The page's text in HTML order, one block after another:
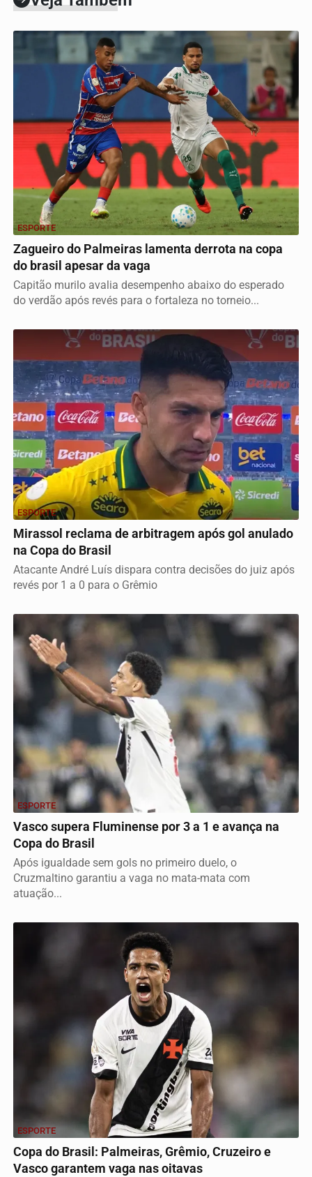
ESPORTE
Zagueiro do Palmeiras lamenta derrota na copa
do brasil apesar da vaga
Capitão murilo avalia desempenho abaixo do esperado
do verdão após revés para o fortaleza no torneio...
ESPORTE
Mirassol reclama de arbitragem após gol anulado
na Copa do Brasil
Atacante André Luís dispara contra decisões do juiz após
revés por 1 a 0 para o Grêmio
ESPORTE
Vasco supera Fluminense por 3 a 1 e avança na
Copa do Brasil
Após igualdade sem gols no primeiro duelo, o
Cruzmaltino garantiu a vaga no mata-mata com
atuação...
ESPORTE
Copa do Brasil: Palmeiras, Grêmio, Cruzeiro e
Vasco garantem vaga nas oitavas